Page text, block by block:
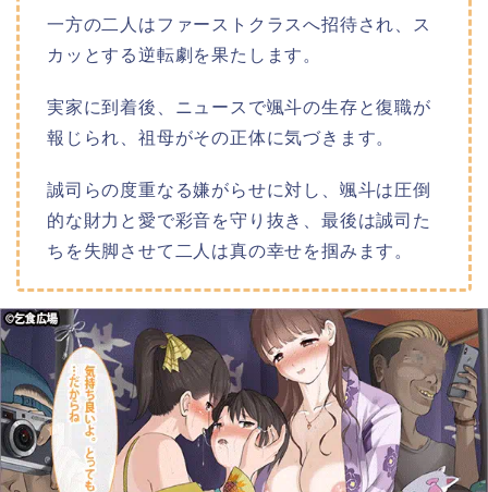
一方の二人はファーストクラスへ招待され、ス
カッとする逆転劇を果たします。
実家に到着後、ニュースで颯斗の生存と復職が
報じられ、祖母がその正体に気づきます。
誠司らの度重なる嫌がらせに対し、颯斗は圧倒
的な財力と愛で彩音を守り抜き、最後は誠司た
ちを失脚させて二人は真の幸せを掴みます。